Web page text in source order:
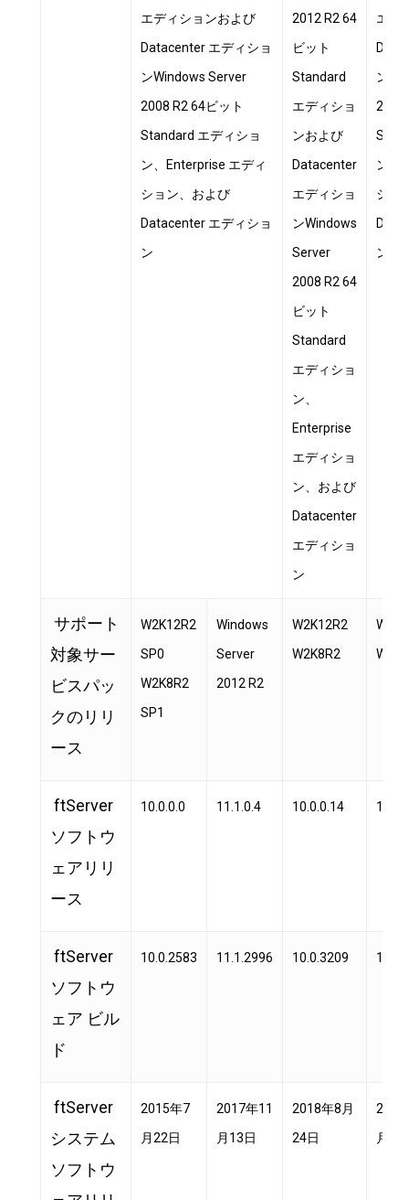
エディションおよび
Datacenter エディショ
ンWindows Server
2008 R2 64ビット
Standard エディショ
ン、Enterprise エディ
ション、および
Datacenter エディショ
ン
2012 R2 64
ビット
Standard
エディショ
ンおよび
Datacenter
エディショ
ンWindows
Server
2008 R2 64
ビット
Standard
エディショ
ン、
Enterprise
エディショ
ン、および
Datacenter
エディショ
ン
エデ
ン
2016
ン、
ショ
ン
サポート
対象サー
ビスパッ
クのリリ
ース
W2K12R2
SP0
W2K8R2
SP1
Windows
Server
2012 R2
W2K12R2
W2K8R2
ftServer
ソフトウ
ェアリリ
ース
10.0.0.0 11.1.0.4 10.0.0.14
ftServer
ソフトウ
ェア ビル
ド
10.0.2583 11.1.2996 10.0.3209
ftServer
システム
ソフトウ
2015年7
月22日
2017年11
月13日
2018年8月
24日
2017
月13